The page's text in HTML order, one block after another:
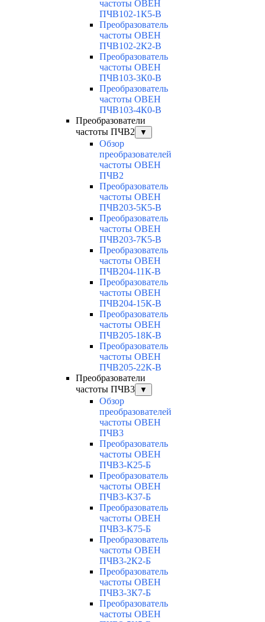
частоты ОВЕН
ПЧВ102-1К5-В
Преобразователь
частоты ОВЕН
ПЧВ102-2К2-В
Преобразователь
частоты ОВЕН
ПЧВ103-3К0-В
Преобразователь
частоты ОВЕН
ПЧВ103-4К0-В
Преобразователи
частоты ПЧВ2
▼
Обзор
преобразователей
частоты ОВЕН
ПЧВ2
Преобразователь
частоты ОВЕН
ПЧВ203-5К5-В
Преобразователь
частоты ОВЕН
ПЧВ203-7К5-В
Преобразователь
частоты ОВЕН
ПЧВ204-11К-В
Преобразователь
частоты ОВЕН
ПЧВ204-15К-В
Преобразователь
частоты ОВЕН
ПЧВ205-18К-В
Преобразователь
частоты ОВЕН
ПЧВ205-22К-В
Преобразователи
частоты ПЧВ3
▼
Обзор
преобразователей
частоты ОВЕН
ПЧВ3
Преобразователь
частоты ОВЕН
ПЧВ3-К25-Б
Преобразователь
частоты ОВЕН
ПЧВ3-К37-Б
Преобразователь
частоты ОВЕН
ПЧВ3-К75-Б
Преобразователь
частоты ОВЕН
ПЧВ3-2К2-Б
Преобразователь
частоты ОВЕН
ПЧВ3-3К7-Б
Преобразователь
частоты ОВЕН